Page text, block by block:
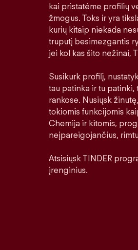
kai pristatėme profilių
žmogus. Toks ir yra
kurių kitaip niekada
truputį besimezgantis
jei kol kas šito nežinai,
Susikurk profilį,
tau patinka ir tu patinki,
rankose. Nusiųsk
tokiomis funkcijomis
Chemija ir kitomis,
neįpareigojančius,
Atsisiųsk TINDER
įrenginius.